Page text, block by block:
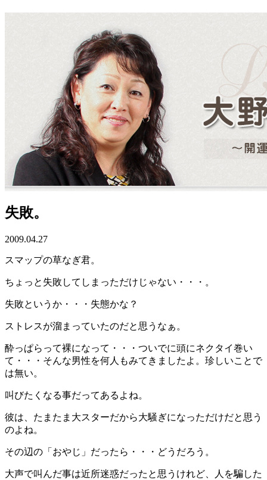
失敗。
2009.04.27
スマップの草なぎ君。
ちょっと失敗してしまっただけじゃない・・・。
失敗というか・・・失態かな？
ストレスが溜まっていたのだと思うなぁ。
酔っぱらって裸になって・・・ついでに頭にネクタイ巻い
て・・・そんな男性を何人もみてきましたよ。珍しいことで
は無い。
叫びたくなる事だってあるよね。
彼は、たまたま大スターだから大騒ぎになっただけだと思う
のよね。
その辺の「おやじ」だったら・・・どうだろう。
大声で叫んだ事は近所迷惑だったと思うけれど、人を騙した